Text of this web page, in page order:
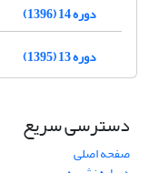
دوره 14 (1396)
دوره 13 (1395)
دسترسی سریع
صفحه اصلی